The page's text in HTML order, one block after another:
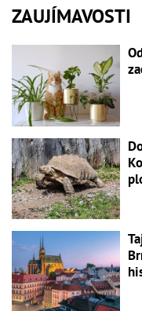
ZAUJÍMAVOSTI